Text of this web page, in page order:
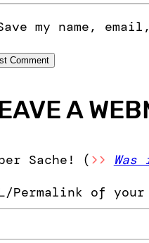
my name,
A
Sache! ( >>
Permalink of